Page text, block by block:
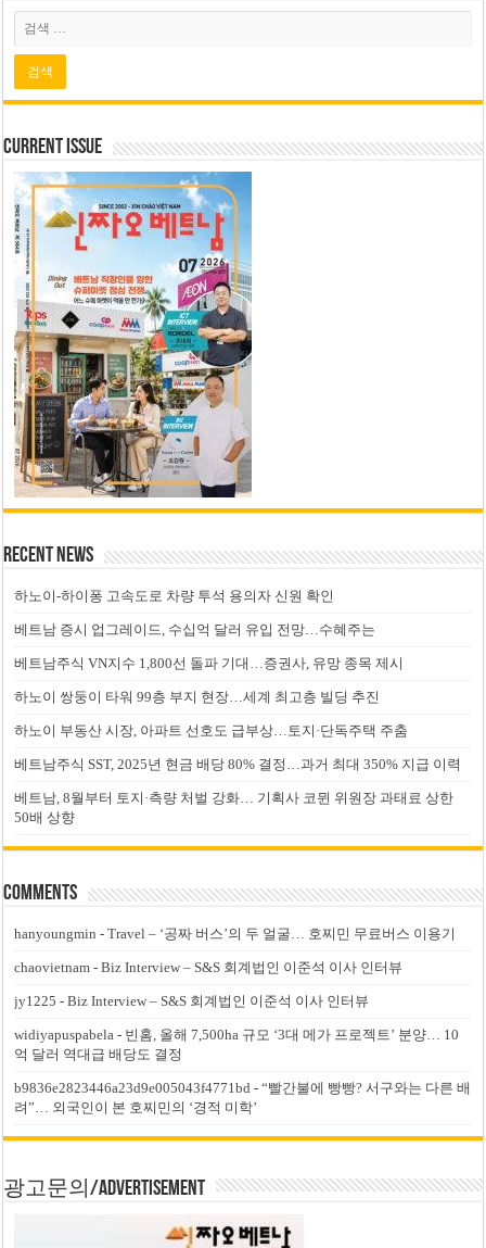
Current Issue
Recent News
하노이-하이퐁 고속도로 차량 투석 용의자 신원 확인
베트남 증시 업그레이드, 수십억 달러 유입 전망…수혜주는
베트남주식 VN지수 1,800선 돌파 기대…증권사, 유망 종목 제시
하노이 쌍둥이 타워 99층 부지 현장…세계 최고층 빌딩 추진
하노이 부동산 시장, 아파트 선호도 급부상…토지·단독주택 주춤
베트남주식 SST, 2025년 현금 배당 80% 결정…과거 최대 350% 지급 이력
베트남, 8월부터 토지·측량 처벌 강화… 기획사 코뮌 위원장 과태료 상한
50배 상향
Comments
hanyoungmin -Travel – ‘공짜 버스’의 두 얼굴… 호찌민 무료버스 이용기
chaovietnam -Biz Interview – S&S 회계법인 이준석 이사 인터뷰
jy1225 -Biz Interview – S&S 회계법인 이준석 이사 인터뷰
widiyapuspabela - 빈홈, 올해 7,500ha 규모 ‘3대 메가 프로젝트’ 분양… 10
억 달러 역대급 배당도 결정
b9836e2823446a23d9e005043f4771bd -“빨간불에 빵빵? 서구와는 다른 배
려”… 외국인이 본 호찌민의 ‘경적 미학’
광고문의/Advertisement